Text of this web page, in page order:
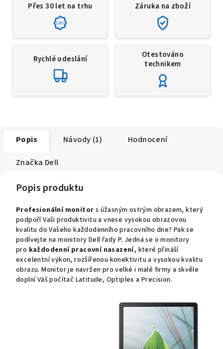
Přes 30 let na trhu
1991
Záruka na zboží
Rychlé odeslání
Otestováno
technikem
Popis Návody (1) Hodnocení
Značka Dell
Popis produktu
Profesionální monitor s úžasným ostrým obrazem, který
podpoří Vaši produktivitu a vnese vysokou obrazovou
kvalitu do Vašeho každodenního pracovního dne? Pak se
podívejte na monitory Dell řady P. Jedná se o monitory
pro každodenní pracovní nasazení, které přináší
excelentní výkon, rozšířenou konektivitu a vysokou kvalitu
obrazu. Monitor je navržen pro velké i malé firmy a skvěle
doplní Váš počítač Latitude, Optiplex a Precision.